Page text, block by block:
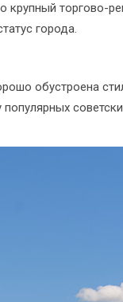
крупный торгово-
города.
обустроена